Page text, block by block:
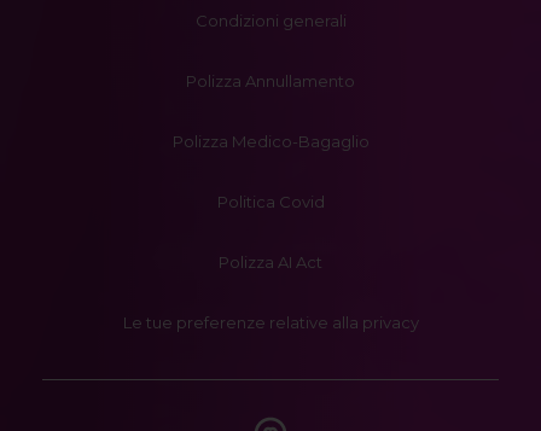
Condizioni generali
Polizza Annullamento
Polizza Medico-Bagaglio
Politica Covid
Polizza AI Act
Le tue preferenze relative alla privacy